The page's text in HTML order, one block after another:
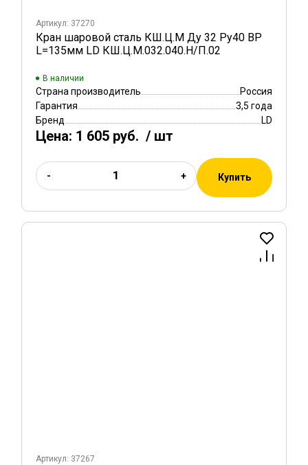
Артикул: 37270
Кран шаровой сталь КШ.Ц.М Ду 32 Ру40 ВР
L=135мм LD КШ.Ц.М.032.040.Н/П.02
В наличии
Страна производитель
Россия
Гарантия
3,5 года
Бренд
LD
Цена: 1 605 руб. / шт
- + Купить
Артикул: 37267